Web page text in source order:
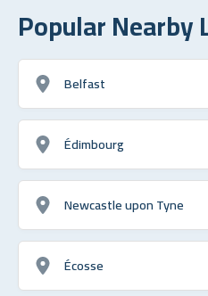
Popular Nearby
Belfast
Édimbourg
Newcastle upon Tyne
Écosse